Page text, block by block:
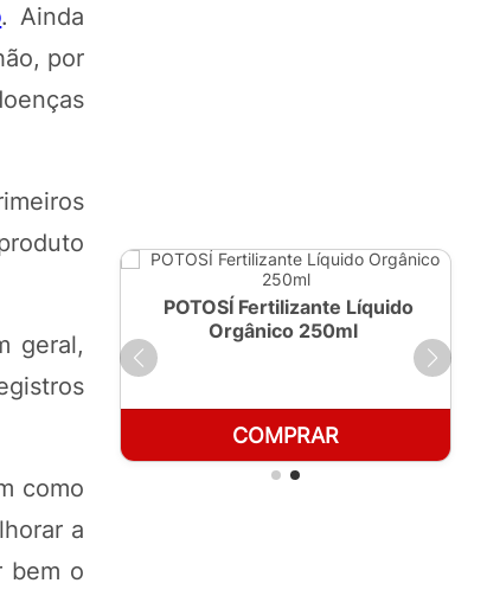
. Ainda
por
geral,
como
a
bem o
POTOSÍ Fertilizante Líquido
Orgânico 250ml
COMPRAR